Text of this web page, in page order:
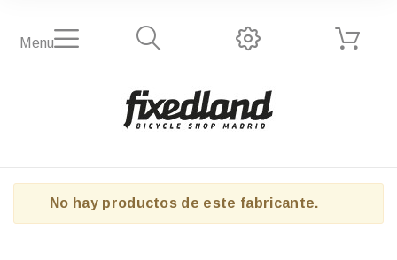
Menu
No hay productos de este fabricante.